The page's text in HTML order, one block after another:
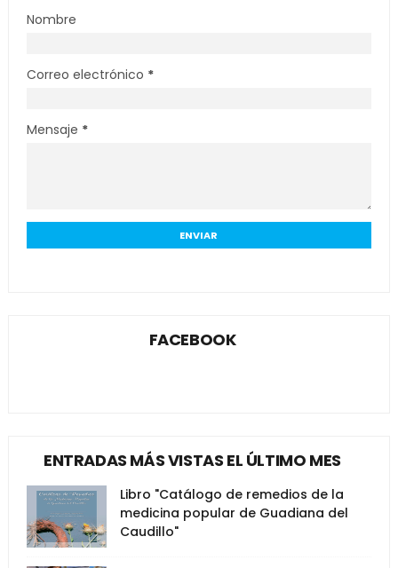
Nombre
Correo electrónico *
Mensaje *
FACEBOOK
ENTRADAS MÁS VISTAS EL ÚLTIMO MES
Libro "Catálogo de remedios de la
medicina popular de Guadiana del
Caudillo"